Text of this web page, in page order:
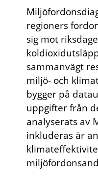
regioners
sig mot
sammanvägt
miljö- och
bygger på
uppgifter från
analyserats av
inkluderas är